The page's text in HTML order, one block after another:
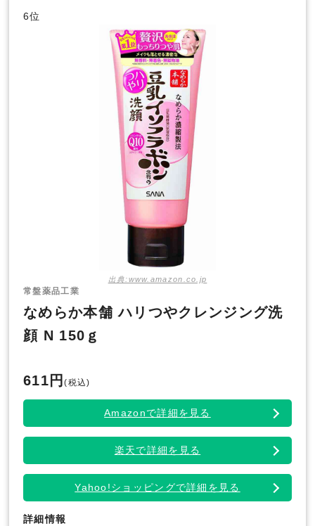
6位
出典:www.amazon.co.jp
常盤薬品工業
なめらか本舗 ハリつやクレンジング洗
顔 N 150ｇ
611円(税込)
Amazonで詳細を見る
楽天で詳細を見る
Yahoo!ショッピングで詳細を見る
詳細情報